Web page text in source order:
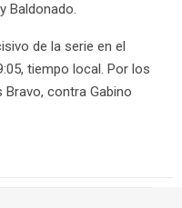
Baldonado.
de la serie en el
tiempo local. Por los
contra Gabino